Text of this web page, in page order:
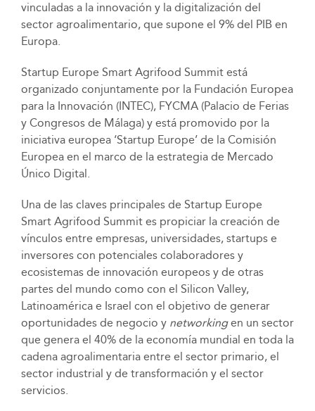
vinculadas a la innovación y la digitalización del
sector agroalimentario, que supone el 9% del PIB en
Europa.
Startup Europe Smart Agrifood Summit está
organizado conjuntamente por la Fundación Europea
para la Innovación (INTEC), FYCMA (Palacio de Ferias
y Congresos de Málaga) y está promovido por la
iniciativa europea ‘Startup Europe’ de la Comisión
Europea en el marco de la estrategia de Mercado
Único Digital.
Una de las claves principales de Startup Europe
Smart Agrifood Summit es propiciar la creación de
vínculos entre empresas, universidades, startups e
inversores con potenciales colaboradores y
ecosistemas de innovación europeos y de otras
partes del mundo como con el Silicon Valley,
Latinoamérica e Israel con el objetivo de generar
oportunidades de negocio y networkingen un sector
que genera el 40% de la economía mundial en toda la
cadena agroalimentaria entre el sector primario, el
sector industrial y de transformación y el sector
servicios.